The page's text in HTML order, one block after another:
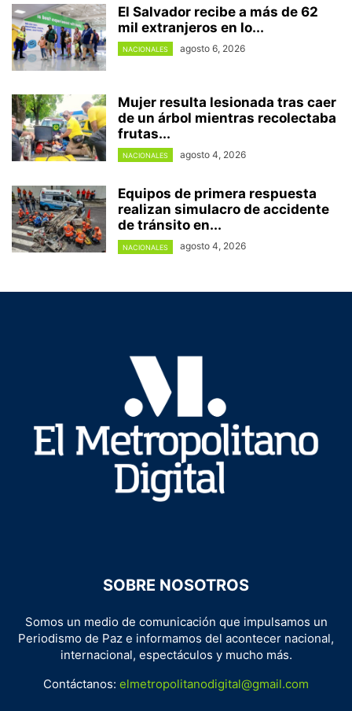
El Salvador recibe a más de 62
mil extranjeros en lo...
NACIONALES agosto 6, 2026
Mujer resulta lesionada tras caer
de un árbol mientras recolectaba
frutas...
NACIONALES agosto 4, 2026
Equipos de primera respuesta
realizan simulacro de accidente
de tránsito en...
NACIONALES agosto 4, 2026
SOBRE NOSOTROS
Somos un medio de comunicación que impulsamos un
Periodismo de Paz e informamos del acontecer nacional,
internacional, espectáculos y mucho más.
Contáctanos: elmetropolitanodigital@gmail.com